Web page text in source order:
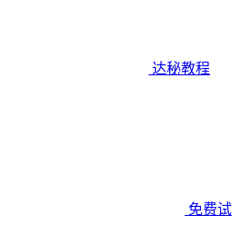
达秘教程
免费试